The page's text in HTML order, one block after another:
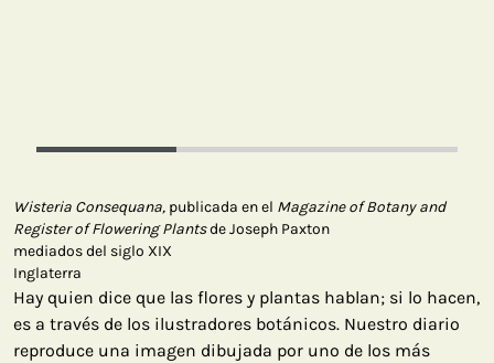
Wisteria Consequana, publicada en el Magazine of Botany and
Register of Flowering Plantsde Joseph Paxton
mediados del siglo XIX
Inglaterra
Hay quien dice que las flores y plantas hablan; si lo hacen,
es a través de los ilustradores botánicos. Nuestro diario
reproduce una imagen dibujada por uno de los más